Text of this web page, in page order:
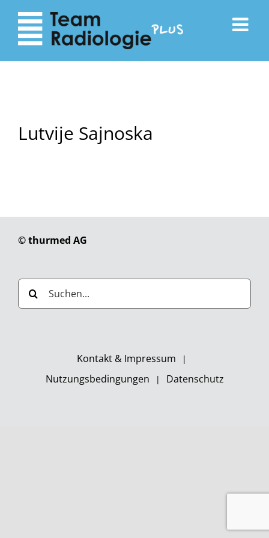
zum
Inhalt
Navigation
Lutvije Sajnoska
© thurmed AG
Suche
nach:
Kontakt & Impressum
Nutzungsbedingungen
Datenschutz